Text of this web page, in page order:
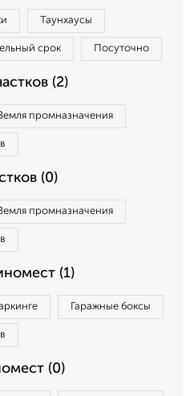
Таунхаусы
срок Посуточно
(2)
промназначения
(0)
промназначения
(1)
Гаражные боксы
(0)